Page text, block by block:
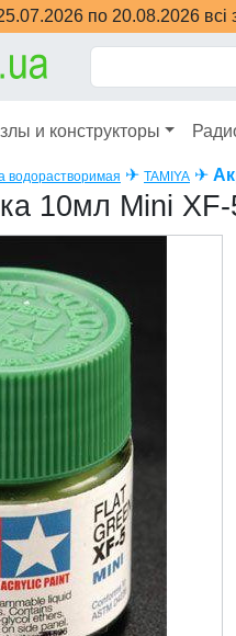
по 20.08.2026
и конструкторы
водорастворимая ✈ TAMIYA ✈
10мл Mini